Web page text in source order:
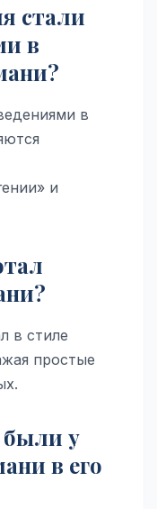
стали
в
в
и
в стиле
простые
были у
в его